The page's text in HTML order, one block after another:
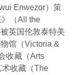
Enwezor）策
（All the
英国伦敦泰特美
馆（Victoria &
收藏（Arts
收藏（The